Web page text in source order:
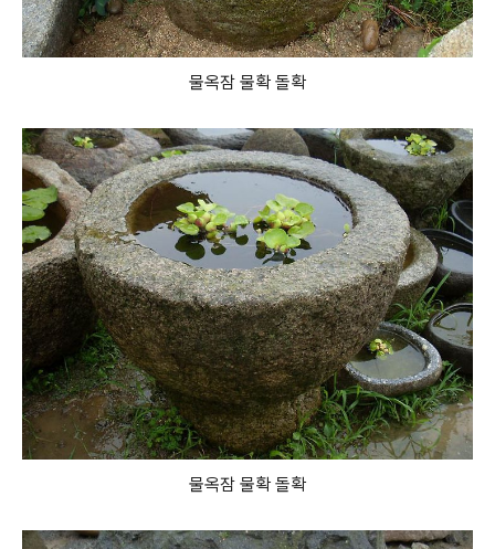
물옥잠 물확 돌확
물옥잠 물확 돌확